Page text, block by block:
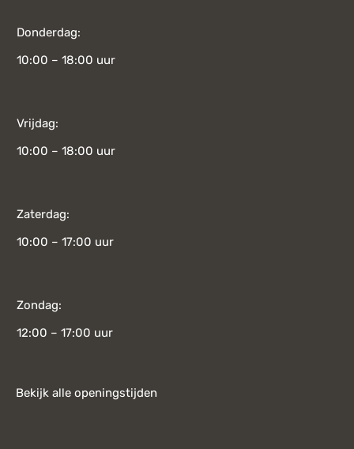
Donderdag:
10:00 – 18:00 uur
Vrijdag:
10:00 – 18:00 uur
Zaterdag:
10:00 – 17:00 uur
Zondag:
12:00 – 17:00 uur
Bekijk alle openingstijden